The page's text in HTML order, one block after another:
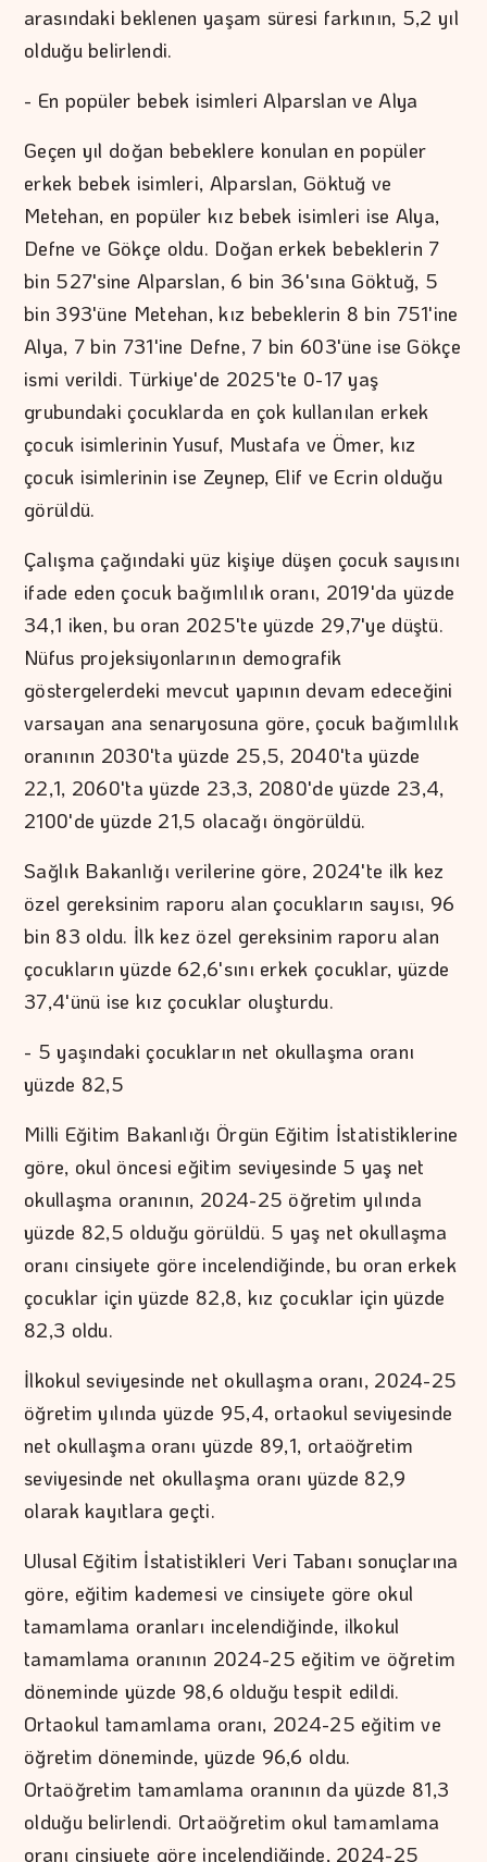
arasındaki beklenen yaşam süresi farkının, 5,2 yıl
olduğu belirlendi.
- En popüler bebek isimleri Alparslan ve Alya
Geçen yıl doğan bebeklere konulan en popüler
erkek bebek isimleri, Alparslan, Göktuğ ve
Metehan, en popüler kız bebek isimleri ise Alya,
Defne ve Gökçe oldu. Doğan erkek bebeklerin 7
bin 527'sine Alparslan, 6 bin 36'sına Göktuğ, 5
bin 393'üne Metehan, kız bebeklerin 8 bin 751'ine
Alya, 7 bin 731'ine Defne, 7 bin 603'üne ise Gökçe
ismi verildi. Türkiye'de 2025'te 0-17 yaş
grubundaki çocuklarda en çok kullanılan erkek
çocuk isimlerinin Yusuf, Mustafa ve Ömer, kız
çocuk isimlerinin ise Zeynep, Elif ve Ecrin olduğu
görüldü.
Çalışma çağındaki yüz kişiye düşen çocuk sayısını
ifade eden çocuk bağımlılık oranı, 2019'da yüzde
34,1 iken, bu oran 2025'te yüzde 29,7'ye düştü.
Nüfus projeksiyonlarının demografik
göstergelerdeki mevcut yapının devam edeceğini
varsayan ana senaryosuna göre, çocuk bağımlılık
oranının 2030'ta yüzde 25,5, 2040'ta yüzde
22,1, 2060'ta yüzde 23,3, 2080'de yüzde 23,4,
2100'de yüzde 21,5 olacağı öngörüldü.
Sağlık Bakanlığı verilerine göre, 2024'te ilk kez
özel gereksinim raporu alan çocukların sayısı, 96
bin 83 oldu. İlk kez özel gereksinim raporu alan
çocukların yüzde 62,6'sını erkek çocuklar, yüzde
37,4'ünü ise kız çocuklar oluşturdu.
- 5 yaşındaki çocukların net okullaşma oranı
yüzde 82,5
Milli Eğitim Bakanlığı Örgün Eğitim İstatistiklerine
göre, okul öncesi eğitim seviyesinde 5 yaş net
okullaşma oranının, 2024-25 öğretim yılında
yüzde 82,5 olduğu görüldü. 5 yaş net okullaşma
oranı cinsiyete göre incelendiğinde, bu oran erkek
çocuklar için yüzde 82,8, kız çocuklar için yüzde
82,3 oldu.
İlkokul seviyesinde net okullaşma oranı, 2024-25
öğretim yılında yüzde 95,4, ortaokul seviyesinde
net okullaşma oranı yüzde 89,1, ortaöğretim
seviyesinde net okullaşma oranı yüzde 82,9
olarak kayıtlara geçti.
Ulusal Eğitim İstatistikleri Veri Tabanı sonuçlarına
göre, eğitim kademesi ve cinsiyete göre okul
tamamlama oranları incelendiğinde, ilkokul
tamamlama oranının 2024-25 eğitim ve öğretim
döneminde yüzde 98,6 olduğu tespit edildi.
Ortaokul tamamlama oranı, 2024-25 eğitim ve
öğretim döneminde, yüzde 96,6 oldu.
Ortaöğretim tamamlama oranının da yüzde 81,3
olduğu belirlendi. Ortaöğretim okul tamamlama
oranı cinsiyete göre incelendiğinde, 2024-25